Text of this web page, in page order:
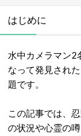
はじめに
水中カメラマン2
なって発見され
題です。
この記事では、
の状況や心霊の